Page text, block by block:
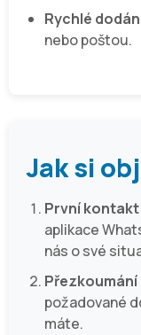
Rychlé
nebo poštou.
Jak si
První kontakt
aplikace
nás o své
požadované
máte.